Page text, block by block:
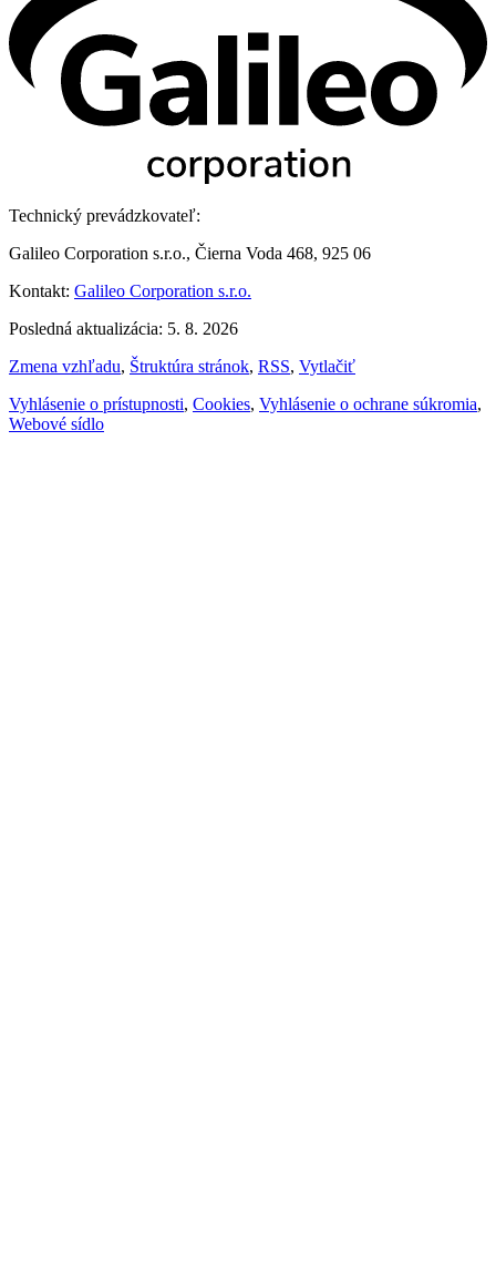
Technický prevádzkovateľ:
Galileo Corporation s.r.o., Čierna Voda 468, 925 06
Kontakt: Galileo Corporation s.r.o.
Posledná aktualizácia: 5. 8. 2026
Zmena vzhľadu, Štruktúra stránok, RSS, Vytlačiť
Vyhlásenie o prístupnosti, Cookies, Vyhlásenie o ochrane súkromia,
Webové sídlo